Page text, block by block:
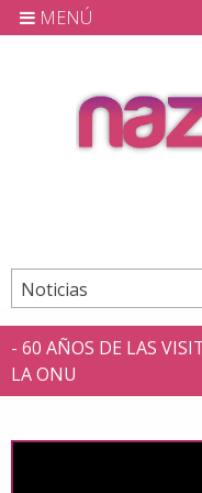
MENÚ
Noticias
- 60 AÑOS DE LAS
LA ONU